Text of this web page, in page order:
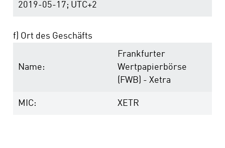
2019-05-17; UTC+2
f) Ort des Geschäfts
Name:
Frankfurter
Wertpapierbörse
(FWB) - Xetra
MIC: XETR